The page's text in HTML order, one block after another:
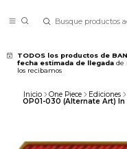
TODOS los productos de
fecha estimada de llegada de
los recibamos
Inicio One Piece Ediciones
OP01-030 (Alternate Art)